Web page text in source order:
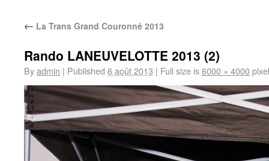
← La Trans Grand Couronné 2013
Rando LANEUVELOTTE 2013 (2)
Byadmin | Published 6 août 2013 | Full size is6000 × 4000